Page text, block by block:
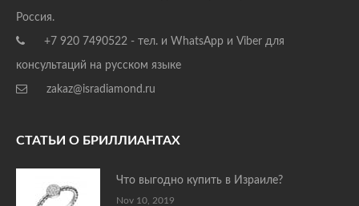
Россия.
+7 920 7490522 - тел. и WhatsApp и Viber для
консультаций на русском языке
zakaz@isradiamond.ru
СТАТЬИ О БРИЛЛИАНТАХ
Что выгодно купить в Израиле?
Nov 10, 2019